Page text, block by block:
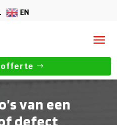
EN
offerte
van een
defect